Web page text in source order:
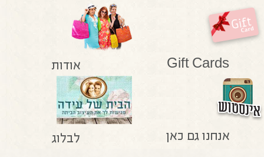
Gift Cards אודות
אנחנו גם כאן לבלוג